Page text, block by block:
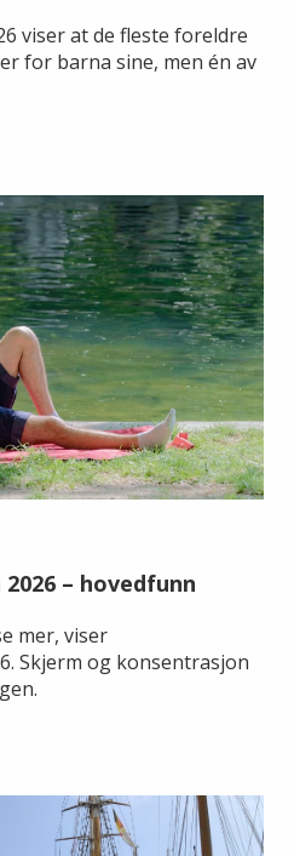
viser at de fleste foreldre
for barna sine, men én av
– hovedfunn
mer, viser
Skjerm og konsentrasjon